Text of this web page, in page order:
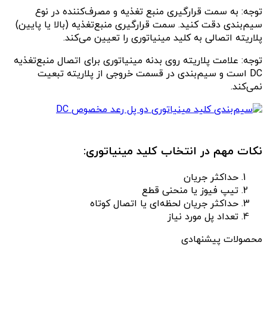
توجه: به سمت قرارگیری منبع تغذیه و مصرف‌کننده در نوع
سیم‌بندی دقت کنید. سمت قرارگیری منبع‌تغذیه (بالا یا پایین)
پلاریته اتصالی به کلید مینیاتوری را تعیین می‌کند.
توجه: علامت پلاریته روی بدنه مینیاتوری برای اتصال منبع‌تغذیه
DC است و سیم‌بندی در قسمت خروجی از پلاریته تبعیت
نمی‌کند.
نکات مهم در انتخاب کلید مینیاتوری:
حداکثر جریان
تیپ فیوز یا منحنی قطع
حداکثر جریان لحظه‌ای یا اتصال کوتاه
تعداد پل مورد نیاز
محصولات پیشنهادی